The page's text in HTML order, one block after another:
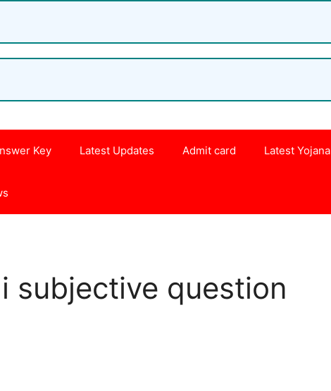
Key Latest Updates Admit card Latest Yojana
subjective question